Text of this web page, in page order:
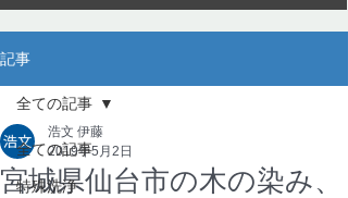
記事
全ての記事
特殊洗浄
全ての記事
宮城県仙台市の木の染み、
浩文 伊藤
2019年5月2日